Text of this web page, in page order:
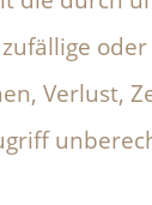
Verlust,